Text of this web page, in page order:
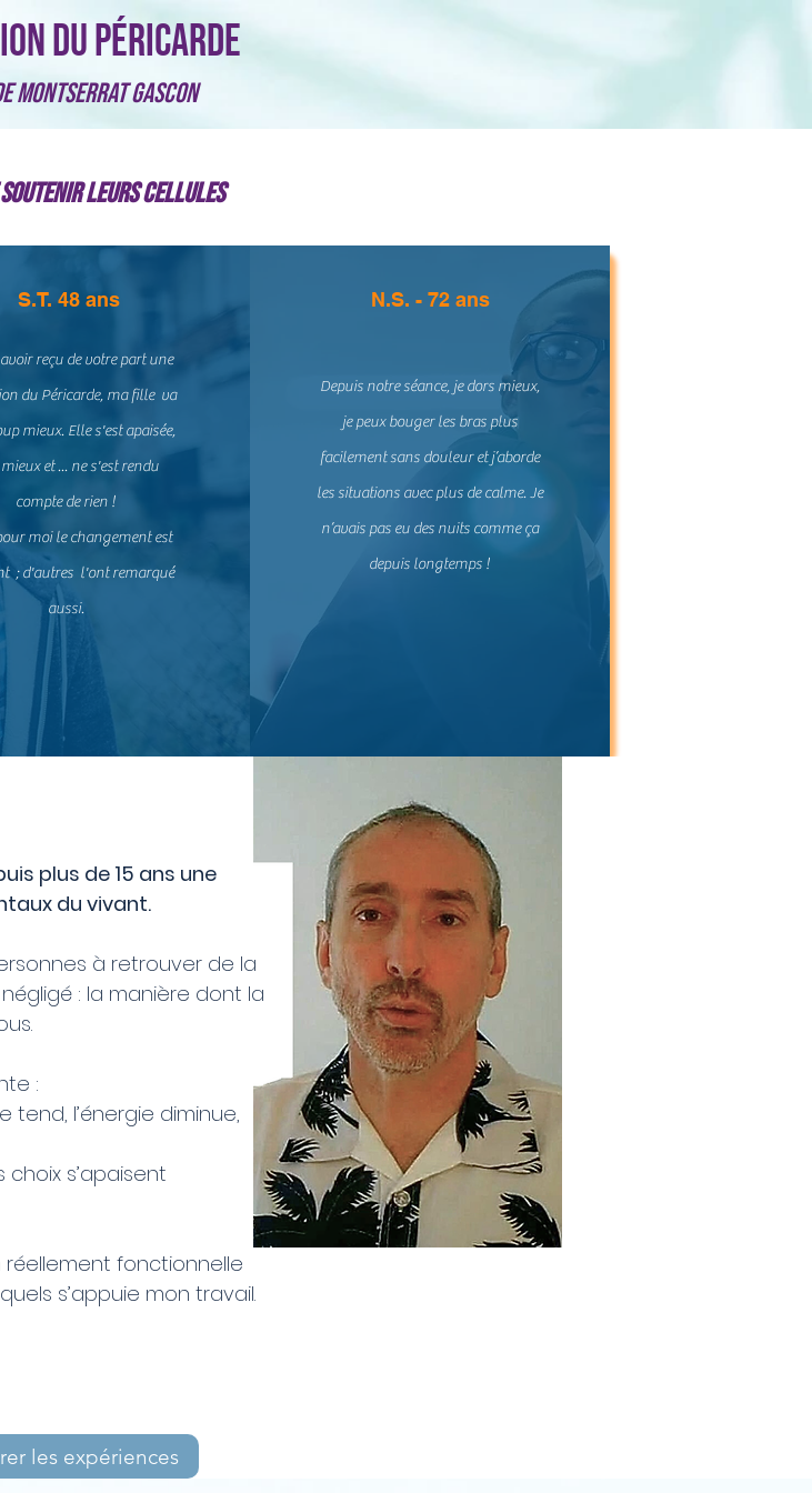
du Péricarde
Montserrat Gascon
leurs cellules
S.T. 48 ans
reçu de votre part une
du Péricarde, ma fille va
mieux. Elle s'est apaisée,
et ... ne s'est rendu
compte de rien !
moi le changement est
; d'autres l'ont remarqué
aussi.
N.S. - 72 ans
Depuis notre séance, je dors mieux,
je peux bouger les bras plus
facilement sans douleur et j’aborde
les situations avec plus de calme. Je
n’avais pas eu des nuits comme ça
depuis longtemps !
ne prédisent pas les résultats que vous pourriez obtenir.
plus de 15 ans une
du vivant.​
à retrouver de la
: la manière dont la
:
l’énergie diminue,
s’apaisent
fonctionnelle
s’appuie mon travail.
les expériences